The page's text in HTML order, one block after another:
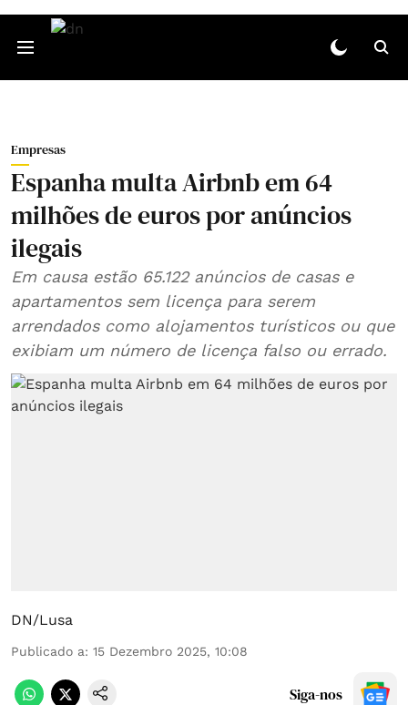
Empresas
Espanha multa Airbnb em 64
milhões de euros por anúncios
ilegais
Em causa estão 65.122 anúncios de casas e
apartamentos sem licença para serem
arrendados como alojamentos turísticos ou que
exibiam um número de licença falso ou errado.
DN/Lusa
Publicado a: 15 Dezembro 2025, 10:08
Siga-nos